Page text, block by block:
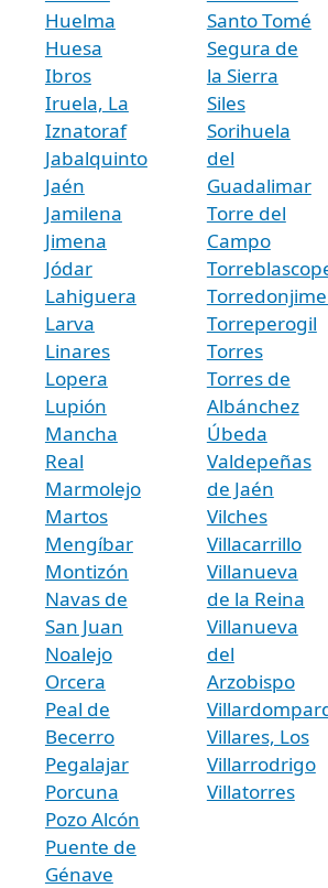
Huelma
Huesa
Ibros
Iruela, La
Iznatoraf
Jabalquinto
Jaén
Jamilena
Jimena
Jódar
Lahiguera
Larva
Linares
Lopera
Lupión
Mancha
Real
Marmolejo
Martos
Mengíbar
Montizón
Navas de
San Juan
Noalejo
Orcera
Peal de
Becerro
Pegalajar
Porcuna
Pozo Alcón
Puente de
Génave
Santo Tomé
Segura de
la Sierra
Siles
Sorihuela
del
Guadalimar
Torre del
Campo
Torreperogil
Torres
Torres de
Albánchez
Úbeda
Valdepeñas
de Jaén
Vilches
Villacarrillo
Villanueva
de la Reina
Villanueva
del
Arzobispo
Villares, Los
Villarrodrigo
Villatorres